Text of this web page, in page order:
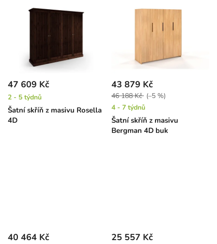
Šatní skříň z masivu Rosella
4D
47 609 Kč
2 - 5 týdnů
Šatní skříň z masivu
Bergman 4D buk
43 879 Kč
46 188 Kč (–5 %)
4 - 7 týdnů
40 464 Kč 25 557 Kč